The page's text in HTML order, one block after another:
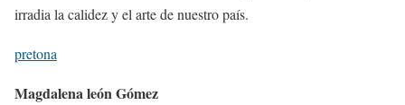
irradia la calidez y el arte de nuestro país.
pretona
Magdalena león Gómez